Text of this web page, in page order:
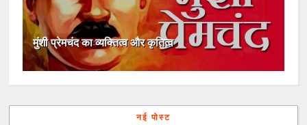
मुंशी प्रेमचंद का व्यक्तित्व और कृतित्व
नई पोस्ट